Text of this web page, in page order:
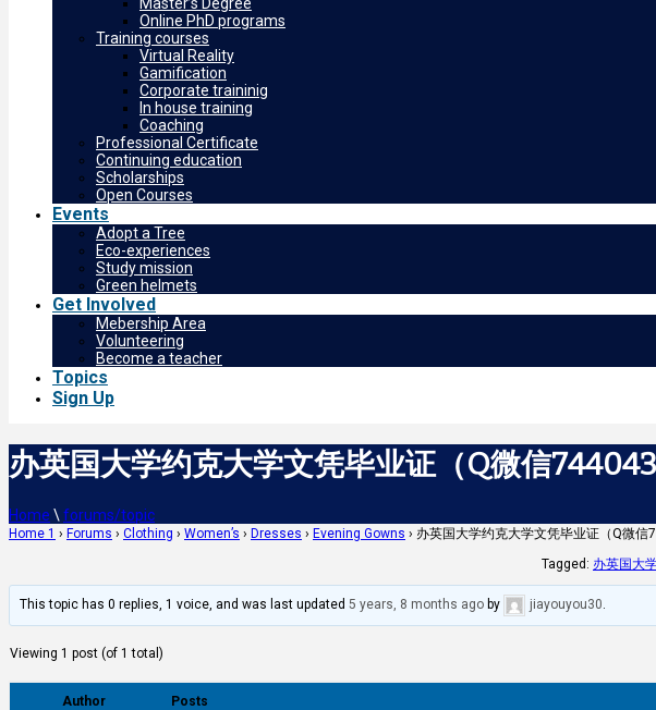
Online PhD programs
Training courses
Virtual Reality
Gamification
Corporate traininig
In house training
Coaching
Professional Certificate
Continuing education
Scholarships
Open Courses
Events
Adopt a Tree
Eco-experiences
Study mission
Green helmets
Get Involved
Mebership Area
Volunteering
Become a teacher
Topics
Sign Up
办英国大学约克大学文凭毕业证（Q微信
Home \ forums/topic
Home 1 › Forums › Clothing › Women’s › Dresses › Evening Gowns › 办英国大学约克大学文凭毕业证（Q微信
Tagged: 办英国大
This topic has 0 replies, 1 voice, and was last updated5 years, 8 months ago by jiayouyou30
Viewing 1 post (of 1 total)
Author Posts